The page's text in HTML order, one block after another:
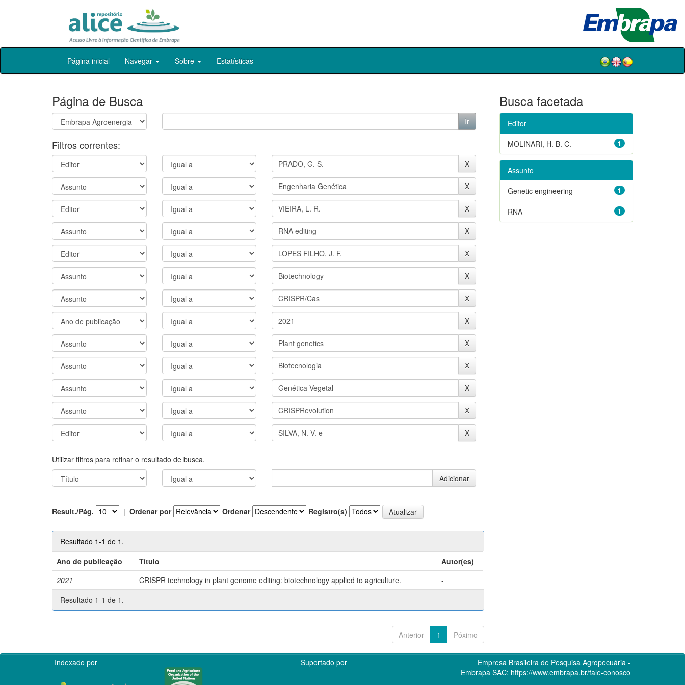
Skip
Página inicial Navegar Sobre Estatísticas
Página de Busca
Filtros correntes:
Utilizar filtros para refinar o resultado de busca.
Result./Pág. | Ordenar por Ordenar Registro(s)
Resultado 1-1 de 1.
Ano de publicação
Título
Autor(es)
2021
CRISPR technology in plant genome editing: biotechnology applied to agriculture.
-
Resultado 1-1 de 1.
Anterior 1 Póximo
Busca facetada
Editor
1
MOLINARI, H. B. C.
Assunto
1
Genetic engineering
1
RNA
Indexado por Suportado por
Empresa Brasileira de Pesquisa Agropecuária -
Embrapa SAC: https://www.embrapa.br/fale-conosco